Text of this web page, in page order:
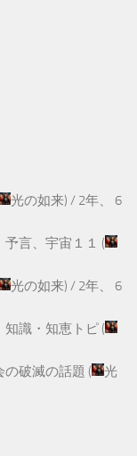
光の如来) / 2年、 6
言、宇宙１１ (
光の如来) / 2年、 6
知識・知恵トピ (
の破滅の話題 (
光